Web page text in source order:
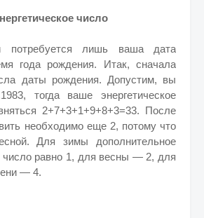
число
потребуется лишь ваша дата
года рождения. Итак, сначала
даты рождения. Допустим, вы
тогда ваше энергетическое
2+7+3+1+9+8+3=33. После
необходимо еще 2, потому что
Для зимы дополнительное
число равно 1, для весны — 2, для
— 4.